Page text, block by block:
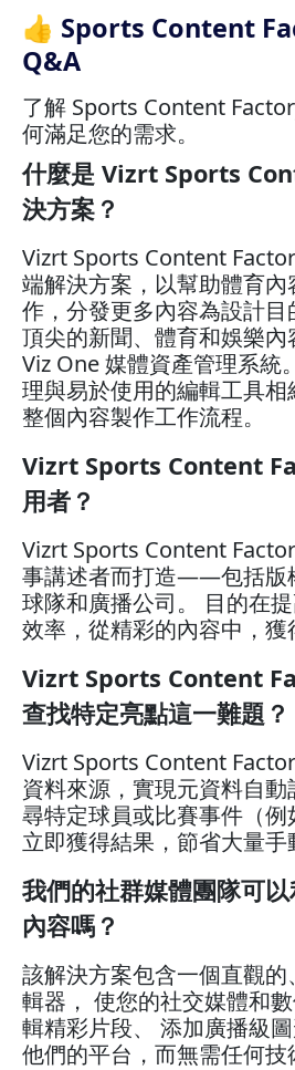
👍 Sports Content
Q&A
了解 Sports Content
何滿足您的需求。
什麼是 Vizrt Sports
決方案？
Vizrt Sports Content
端解決方案，以幫助體育
作，分發更多內容為設計
頂尖的新聞、體育和娛樂
Viz One 媒體資產管理系統
理與易於使用的編輯工具相
整個內容製作工作流程。
Vizrt Sports Content
用者？
Vizrt Sports Content
事講述者而打造——包括版
球隊和廣播公司。 目的在
效率，從精彩的內容中，獲
Vizrt Sports Content
查找特定亮點這一難題？
Vizrt Sports Content
資料來源，實現元資料自
尋特定球員或比賽事件（例
立即獲得結果，節省大量手
我們的社群媒體團隊可
內容嗎？
該解決方案包含一個直觀
輯器， 使您的社交媒體和
輯精彩片段、 添加廣播級
他們的平台，而無需任何技